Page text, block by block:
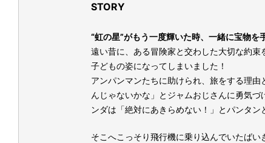
STORY
“虹の星”がもう一度輝いた時、一緒に宝物を
遠い昔に、ある冒険家と交わした大切な約
子どもの姿になってしまいました！
アンパンマンたちに助けられ、旅をする理
んじゃないかな」とジャムおじさんに勇気
ンダは「絶対にあきらめない！」とパンタ
そこへこっそり飛行機に乗り込んでいたば